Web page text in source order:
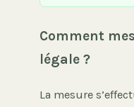
Comment
légale ?
La mesure